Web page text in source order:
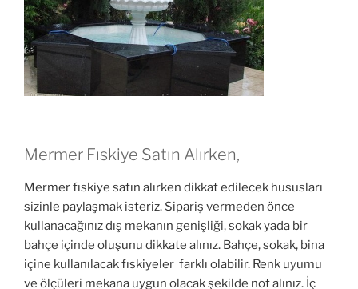
Mermer Fıskiye Satın Alırken,
Mermer fıskiye satın alırken dikkat edilecek hususları
sizinle paylaşmak isteriz. Sipariş vermeden önce
kullanacağınız dış mekanın genişliği, sokak yada bir
bahçe içinde oluşunu dikkate alınız. Bahçe, sokak, bina
içine kullanılacak fıskiyeler farklı olabilir. Renk uyumu
ve ölçüleri mekana uygun olacak şekilde not alınız. İç